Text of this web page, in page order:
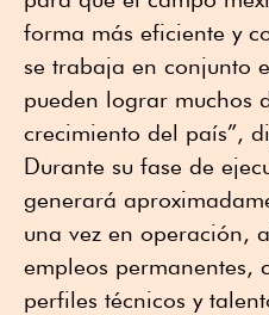
forma más eficiente y
se trabaja en conjunto
pueden lograr muchos
crecimiento del país”,
Durante su fase de
generará
una vez en operación,
empleos permanentes,
perfiles técnicos y